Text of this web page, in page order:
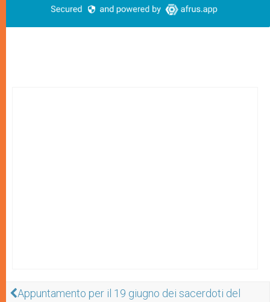
Appuntamento per il 19 giugno dei sacerdoti del